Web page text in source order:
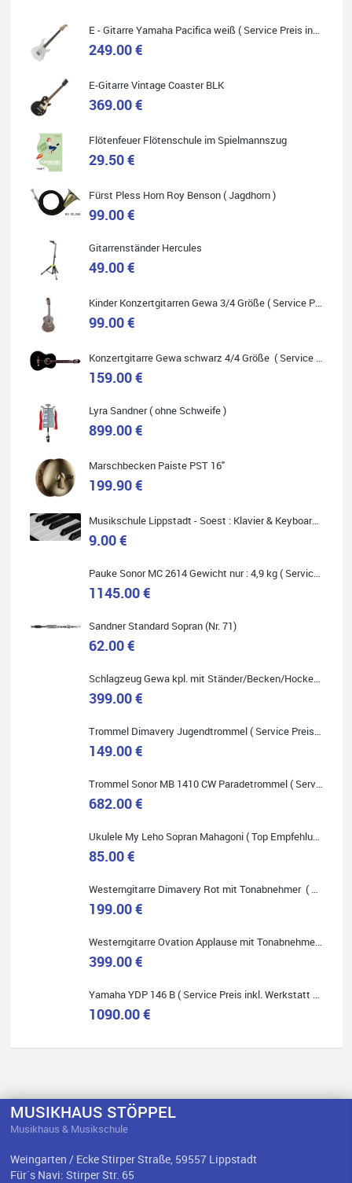
Quelle: Google-Rezension
Das Musikhaus Stöppel ist super!
Ich habe eine Westerngitarre gekauft.
Die Qualität und das Preis-Leistungsverhältnis sind erstaunlich.
ich empfehle es jedem der sich ein Musikinstrument zulegen
möchte.
Carsten Spiegel
Ich war auf der Suche nach einem neuen Keyboard und bin
telefonisch. Nachdem die Entscheidung zum Kauf gefallen war,
wurde alles zusammengestellt, so dass ich alles nur noch
abholen musste. Top!
Quelle: Google-Rezension
Ich bin super zufrieden mit meiner neuen Ukulele! Einfach am
worden. Ich würde den Besuch im Musikgeschäft Stöppel jedem
Quelle: Google-Rezension
E - Gitarre Yamaha Pacifica weiß ( Service Preis inkl. Werkstatt Service )
249.00 €
E-Gitarre Vintage Coaster BLK
369.00 €
Flötenfeuer Flötenschule im Spielmannszug
29.50 €
Fürst Pless Horn Roy Benson ( Jagdhorn )
99.00 €
Gitarrenständer Hercules
49.00 €
Kinder Konzertgitarren Gewa 3/4 Größe ( Service Preis inkl. Werkstatt Service )
99.00 €
Konzertgitarre Gewa schwarz 4/4 Größe ( Service Preis inkl. Werkstatt Service )
159.00 €
Lyra Sandner ( ohne Schweife )
899.00 €
Marschbecken Paiste PST 16"
199.90 €
Musikschule Lippstadt - Soest : Klavier & Keyboardunterricht
9.00 €
Pauke Sonor MC 2614 Gewicht nur : 4,9 kg ( Service Preis inkl. Werkstatt Service )
1145.00 €
Sandner Standard Sopran (Nr. 71)
62.00 €
Schlagzeug Gewa kpl. mit Ständer/Becken/Hocker DER RENNER ! (Service Preis inkl. Werkstatt Service)
399.00 €
Trommel Dimavery Jugendtrommel ( Service Preis inkl. Werkstatt Service )
149.00 €
Trommel Sonor MB 1410 CW Paradetrommel ( Service Preis inkl. Werkstatt Service )
682.00 €
Ukulele My Leho Sopran Mahagoni ( Top Empfehlung ! )
85.00 €
Westerngitarre Dimavery Rot mit Tonabnehmer ( Service Preis inkl. Werkstatt Service )
199.00 €
Westerngitarre Ovation Applause mit Tonabnehmer ( Service Preis inkl. Werkstatt Service )
399.00 €
Yamaha YDP 146 B ( Service Preis inkl. Werkstatt Service )
1090.00 €
MUSIKHAUS STÖPPEL
Musikhaus & Musikschule
Weingarten / Ecke Stirper Straße, 59557 Lippstadt
Für`s Navi: Stirper Str. 65